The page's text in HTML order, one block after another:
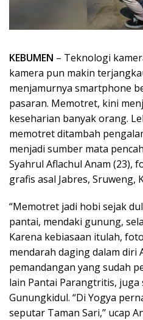
KEBUMEN – Teknologi
kamera pun makin
menjamurnya smartphone
pasaran. Memotret, kini
keseharian banyak orang.
memotret ditambah
menjadi sumber mata
Syahrul Aflachul Anam (23),
grafis asal Jabres, Sruweng,
“Memotret jadi hobi sejak
pantai, mendaki gunung,
Karena kebiasaan itulah,
mendarah daging dalam diri
pemandangan yang sudah
lain Pantai Parangtritis, juga
Gunungkidul. “Di Yogya
seputar Taman Sari,’’ ucap